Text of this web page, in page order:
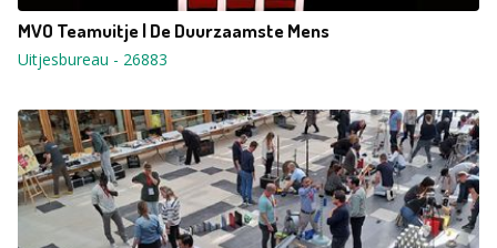
MVO Teamuitje | De Duurzaamste Mens
Uitjesbureau - 26883